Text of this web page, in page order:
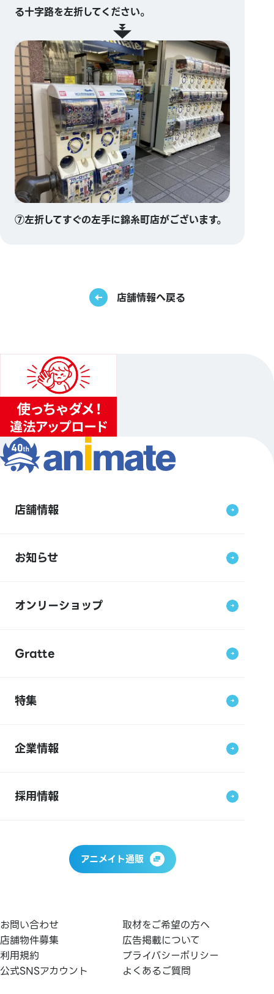
る十字路を左折してください。
⑦左折してすぐの左手に錦糸町店がございます。
店舗情報へ戻る
店舗情報
お知らせ
オンリーショップ
Gratte
特集
企業情報
採用情報
アニメイト通販
お問い合わせ
取材をご希望の方へ
店舗物件募集
広告掲載について
利用規約
プライバシーポリシー
公式SNSアカウント
よくあるご質問